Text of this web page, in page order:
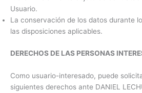
Usuario.
La conservación de los datos durante
las disposiciones aplicables.
DERECHOS DE LAS PERSONAS
Como usuario-interesado, puede
siguientes derechos ante DANIEL